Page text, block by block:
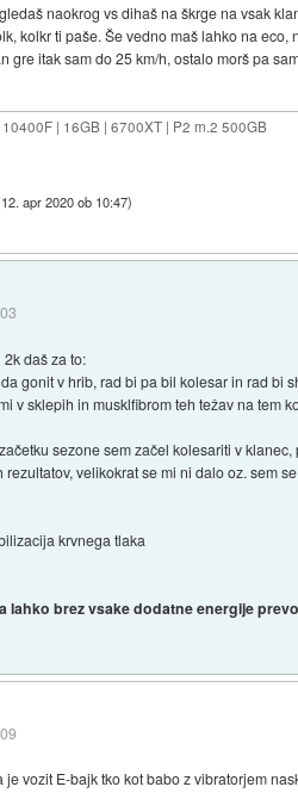
naokrog vs dihaš na škrge na vsak
kolkr ti paše. Še vedno maš lahko na
gre itak sam do 25 km/h, ostalo morš pa
| 16GB | 6700XT | P2 m.2 500GB
12. apr 2020 ob 10:47)
daš za to:
gonit v hrib, rad bi pa bil kolesar in rad bi
v sklepih in musklfibrom teh težav na tem
sezone sem začel kolesariti v
velikokrat se mi ni dalo oz. sem
krvnega tlaka
lahko brez vsake dodatne energije
vozit E-bajk tko kot babo z vibratorjem